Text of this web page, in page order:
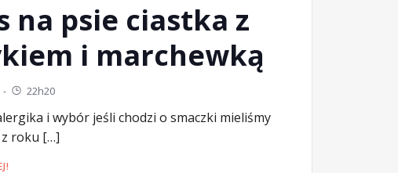
na psie ciastka z
i marchewką
- 22h20
i wybór jeśli chodzi o smaczki mieliśmy
z roku […]